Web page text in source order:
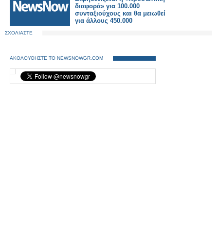
διαφορά» για 100.000
συνταξιούχους και θα μειωθεί
για άλλους 450.000
ΣΧΟΛΙΑΣΤΕ
ΑΚΟΛΟΥΘΗΣΤΕ ΤΟ NEWSNOWGR.COM